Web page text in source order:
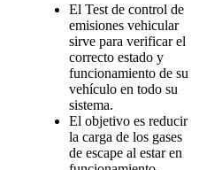
El Test de control de
emisiones vehicular
sirve para verificar el
correcto estado y
funcionamiento de su
vehículo en todo su
sistema.
El objetivo es reducir
la carga de los gases
de escape al estar en